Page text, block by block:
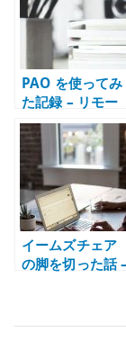
品
PAO を使ってみ
た記録 – リモー
トワーク中の表
情筋ケアを考え
る
イームズチェア
の脚を切った話 –